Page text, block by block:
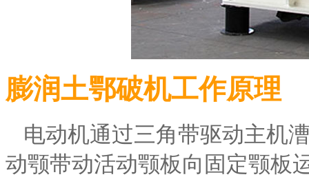
膨润土鄂破机工作原理
电动机通过三角带驱动主机
动颚带动活动颚板向固定颚板